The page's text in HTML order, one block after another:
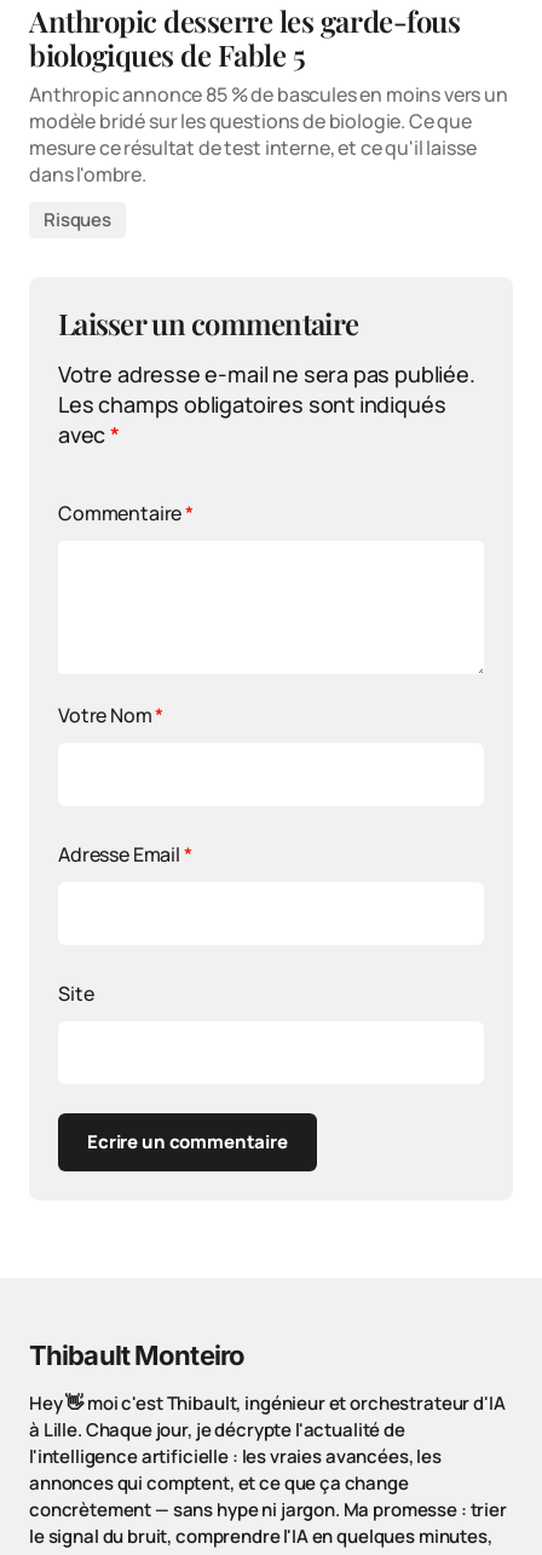
Anthropic desserre les garde-fous
biologiques de Fable 5
Anthropic annonce 85 % de bascules en moins vers un
modèle bridé sur les questions de biologie. Ce que
mesure ce résultat de test interne, et ce qu'il laisse
dans l'ombre.
Risques
Laisser un commentaire
Votre adresse e-mail ne sera pas publiée.
Les champs obligatoires sont indiqués
avec*
Commentaire*
Votre Nom*
Adresse Email*
Site
Ecrire un commentaire
Thibault Monteiro
Hey 👋 moi c'est Thibault, ingénieur et orchestrateur d'IA
à Lille. Chaque jour, je décrypte l'actualité de
l'intelligence artificielle : les vraies avancées, les
annonces qui comptent, et ce que ça change
concrètement — sans hype ni jargon. Ma promesse : trier
le signal du bruit, comprendre l'IA en quelques minutes,